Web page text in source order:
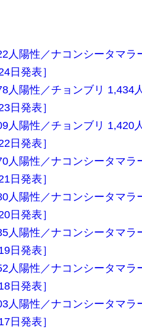
人陽性／ナコンシータマラ
日発表］
人陽性／チョンブリ 1,434
日発表］
人陽性／チョンブリ 1,420
日発表］
人陽性／ナコンシータマラ
日発表］
人陽性／ナコンシータマラ
日発表］
人陽性／ナコンシータマラ
日発表］
人陽性／ナコンシータマラ
日発表］
人陽性／ナコンシータマラ
日発表］